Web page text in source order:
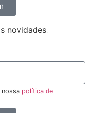
novidades.
nossa política de